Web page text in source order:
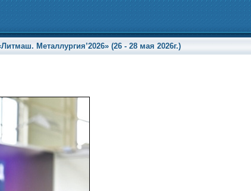
Металлургия’2026» (26 - 28 мая 2026г.)